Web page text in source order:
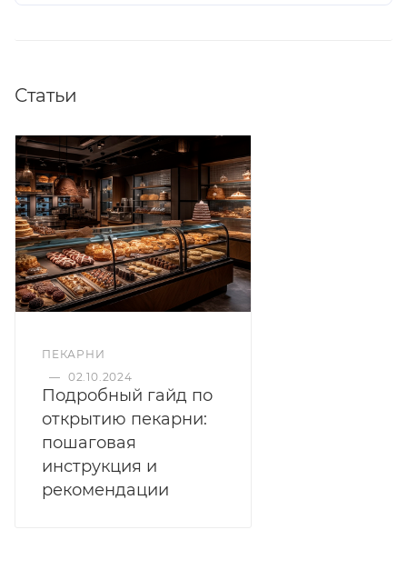
Статьи
ПЕКАРНИ
— 02.10.2024
Подробный гайд по
открытию пекарни:
пошаговая
инструкция и
рекомендации